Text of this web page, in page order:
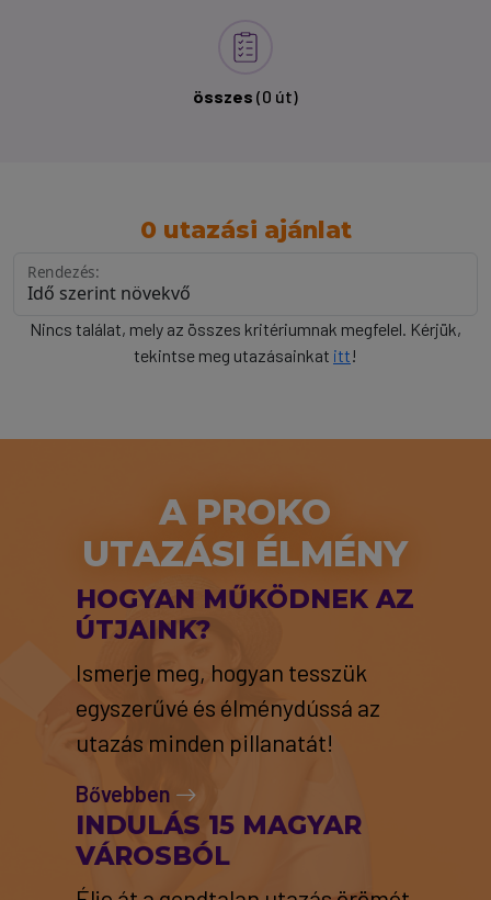
összes (0 út)
0 utazási ajánlat
Rendezés:
Nincs találat, mely az összes kritériumnak megfelel. Kérjük,
tekintse meg utazásainkat itt!
A PROKO
UTAZÁSI ÉLMÉNY
HOGYAN MŰKÖDNEK AZ
ÚTJAINK?
Ismerje meg, hogyan tesszük
egyszerűvé és élménydússá az
utazás minden pillanatát!
Bővebben
INDULÁS 15 MAGYAR
VÁROSBÓL